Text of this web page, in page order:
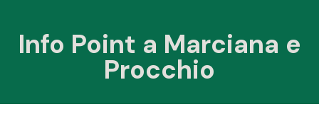
Info Point a Marciana e
Procchio